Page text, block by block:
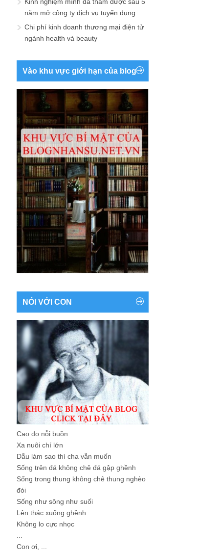
năm mở công ty dịch vụ tuyển dụng
Chi phí kinh doanh thương mại điện tử
ngành health và beauty
Vào khu vực giới hạn của blog
NÓI VỚI CON
Cao đo nỗi buồn
Xa nuôi chí lớn
Dẫu làm sao thì cha vẫn muốn
Sống trên đá không chê đá gập ghềnh
Sống trong thung không chê thung nghèo
đói
Sống như sông như suối
Lên thác xuống ghềnh
Không lo cực nhọc
Con ơi, ...